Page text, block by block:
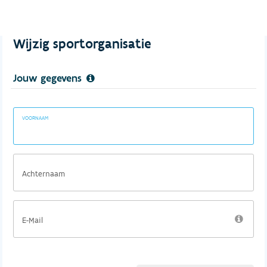
Wijzig sportorganisatie
Jouw gegevens
VOORNAAM
Achternaam
E-Mail